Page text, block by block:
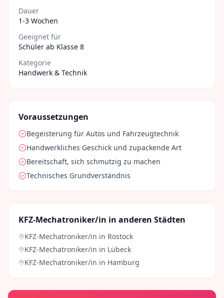
Dauer
1-3 Wochen
Geeignet für
Schüler ab Klasse 8
Kategorie
Handwerk & Technik
Voraussetzungen
Begeisterung für Autos und Fahrzeugtechnik
Handwerkliches Geschick und zupackende Art
Bereitschaft, sich schmutzig zu machen
Technisches Grundverständnis
KFZ-Mechatroniker/in in anderen Städten
KFZ-Mechatroniker/in in Rostock
KFZ-Mechatroniker/in in Lübeck
KFZ-Mechatroniker/in in Hamburg